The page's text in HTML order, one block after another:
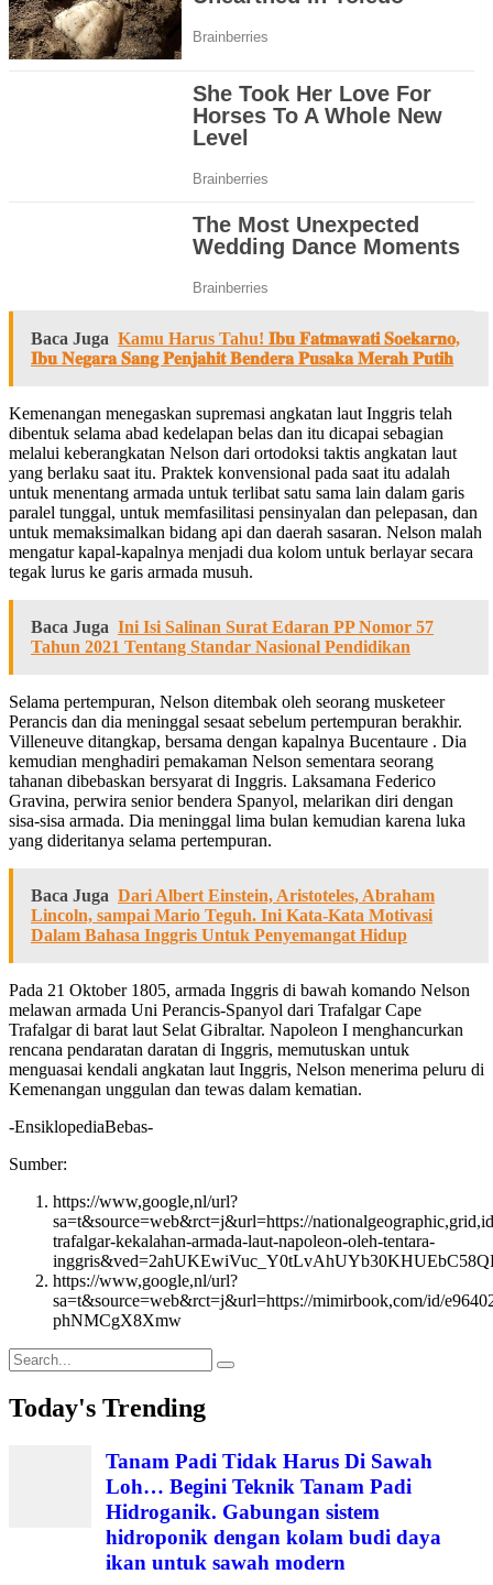
Baca Juga Kamu Harus Tahu! 𝐈𝐛𝐮 𝐅𝐚𝐭𝐦𝐚𝐰𝐚𝐭𝐢 𝐒𝐨𝐞𝐤𝐚𝐫𝐧𝐨,
𝐈𝐛𝐮 𝐍𝐞𝐠𝐚𝐫𝐚 𝐒𝐚𝐧𝐠 𝐏𝐞𝐧𝐣𝐚𝐡𝐢𝐭 𝐁𝐞𝐧𝐝𝐞𝐫𝐚 𝐏𝐮𝐬𝐚𝐤𝐚 𝐌𝐞𝐫𝐚𝐡 𝐏𝐮𝐭𝐢𝐡
Kemenangan menegaskan supremasi angkatan laut Inggris telah
dibentuk selama abad kedelapan belas dan itu dicapai sebagian
melalui keberangkatan Nelson dari ortodoksi taktis angkatan laut
yang berlaku saat itu. Praktek konvensional pada saat itu adalah
untuk menentang armada untuk terlibat satu sama lain dalam garis
paralel tunggal, untuk memfasilitasi pensinyalan dan pelepasan, dan
untuk memaksimalkan bidang api dan daerah sasaran. Nelson malah
mengatur kapal-kapalnya menjadi dua kolom untuk berlayar secara
tegak lurus ke garis armada musuh.
Baca Juga Ini Isi Salinan Surat Edaran PP Nomor 57
Tahun 2021 Tentang Standar Nasional Pendidikan
Selama pertempuran, Nelson ditembak oleh seorang musketeer
Perancis dan dia meninggal sesaat sebelum pertempuran berakhir.
Villeneuve ditangkap, bersama dengan kapalnya Bucentaure . Dia
kemudian menghadiri pemakaman Nelson sementara seorang
tahanan dibebaskan bersyarat di Inggris. Laksamana Federico
Gravina, perwira senior bendera Spanyol, melarikan diri dengan
sisa-sisa armada. Dia meninggal lima bulan kemudian karena luka
yang dideritanya selama pertempuran.
Baca Juga Dari Albert Einstein, Aristoteles, Abraham
Lincoln, sampai Mario Teguh. Ini Kata-Kata Motivasi
Dalam Bahasa Inggris Untuk Penyemangat Hidup
Pada 21 Oktober 1805, armada Inggris di bawah komando Nelson
melawan armada Uni Perancis-Spanyol dari Trafalgar Cape
Trafalgar di barat laut Selat Gibraltar. Napoleon I menghancurkan
rencana pendaratan daratan di Inggris, memutuskan untuk
menguasai kendali angkatan laut Inggris, Nelson menerima peluru di
Kemenangan unggulan dan tewas dalam kematian.
-EnsiklopediaBebas-
Sumber:
https://www,google,nl/url?
sa=t&source=web&rct=j&url=https://
trafalgar-kekalahan-armada-laut-napoleon-oleh-tentara-
https://www,google,nl/url?
sa=t&source=web&rct=j&url=https://mimirbook,com/id/
phNMCgX8Xmw
Search
for:
Today's Trending
Tanam Padi Tidak Harus Di Sawah
Loh… Begini Teknik Tanam Padi
Hidroganik. Gabungan sistem
hidroponik dengan kolam budi daya
ikan untuk sawah modern